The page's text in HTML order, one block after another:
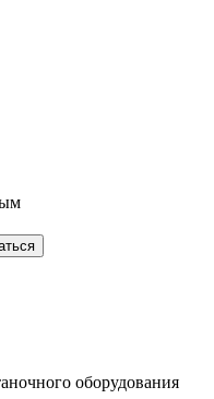
оборудования